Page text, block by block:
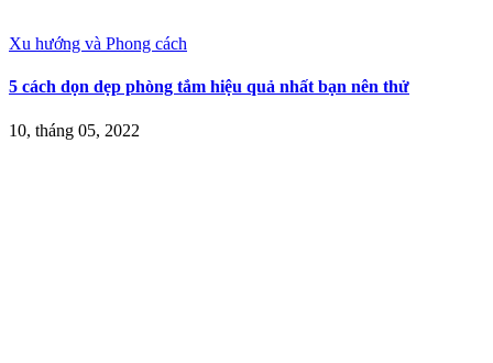
Xu hướng và Phong cách
5 cách dọn dẹp phòng tắm hiệu quả nhất bạn nên thử
10, tháng 05, 2022